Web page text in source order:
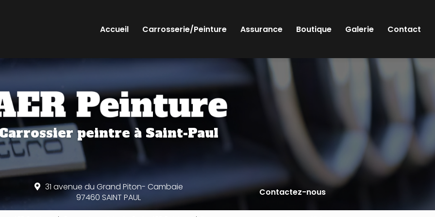
Accueil Carrosserie/Peinture Assurance Boutique Galerie Contact
peintreà Saint-Paul
31 avenue du Grand Piton- Cambaie
97460 SAINT PAUL
Contactez-nous